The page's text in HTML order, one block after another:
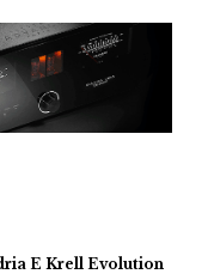
E Krell Evolution